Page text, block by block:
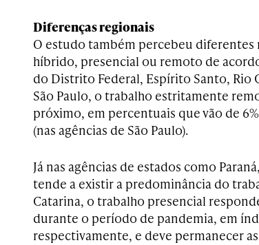
Diferenças regionais
O estudo também percebeu diferentes
híbrido, presencial ou remoto de
do Distrito Federal, Espírito Santo, Rio
São Paulo, o trabalho estritamente
próximo, em percentuais que vão de
(nas agências de São Paulo).
Já nas agências de estados como
tende a existir a predominância do
Catarina, o trabalho presencial
durante o período de pandemia, em
respectivamente, e deve permanecer